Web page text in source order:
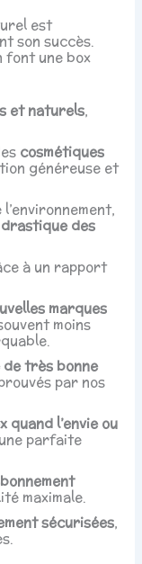
est
son succès.
font une box
et naturels,
cosmétiques
généreuse et
des
à un rapport
marques
moins
très bonne
par nos
quand l’envie ou
parfaite
maximale.
sécurisées,